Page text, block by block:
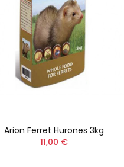
Arion Ferret Hurones 3kg
11,00 €